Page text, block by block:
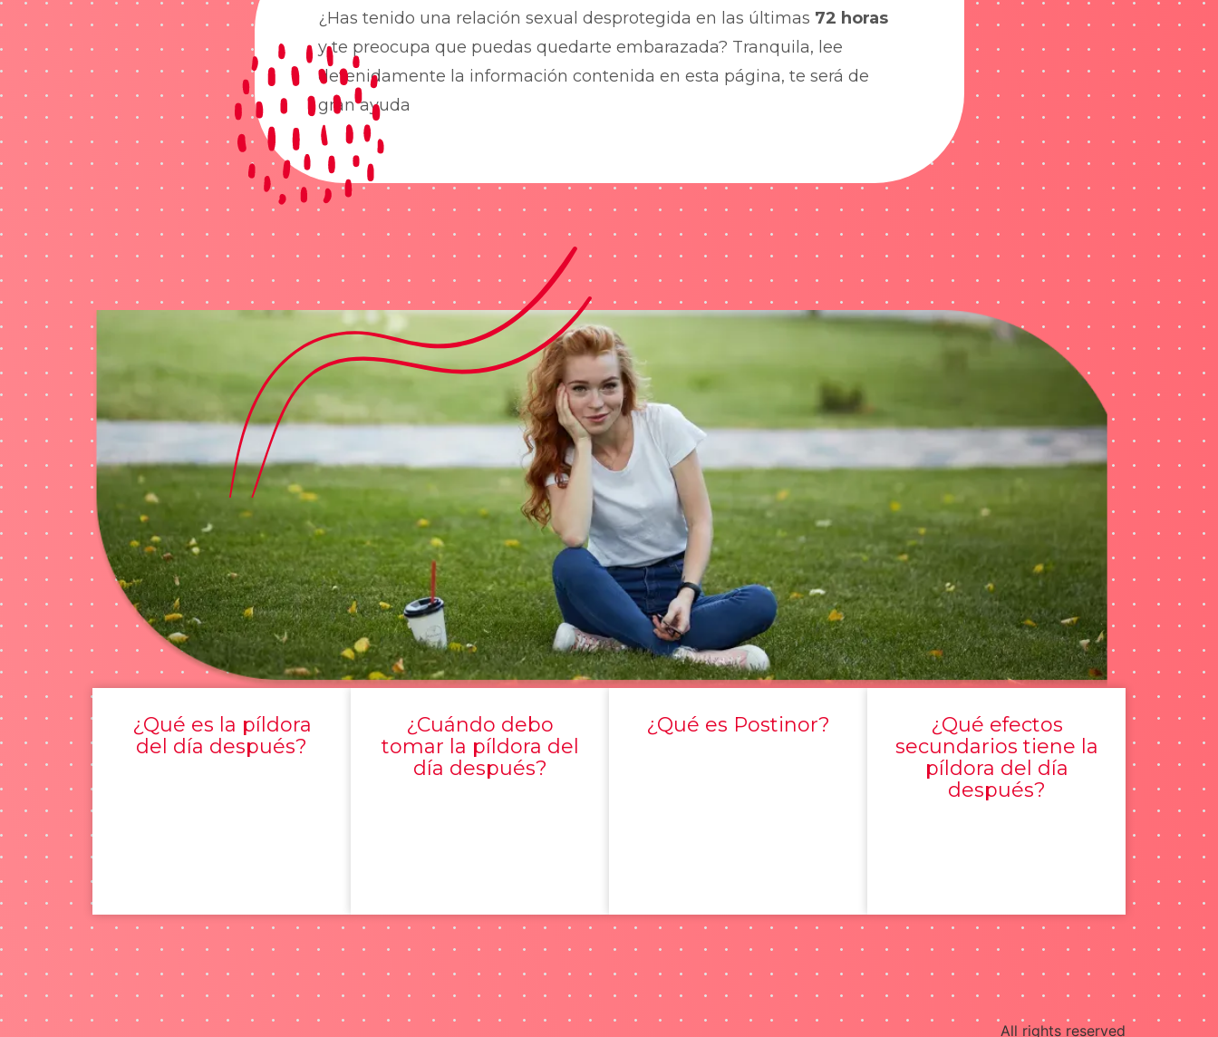
¿Has tenido una relación sexual desprotegida en las últimas 72 horas
y te preocupa que puedas quedarte embarazada? Tranquila, lee
detenidamente la información contenida en esta página, te será de
gran ayuda
¿Qué es la píldora
del día después?
¿Cuándo debo
tomar la píldora del
día después?
¿Qué es Postinor?
¿Qué efectos
secundarios tiene la
píldora del día
después?
All rights reserved